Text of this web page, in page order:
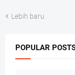
Lebih baru
POPULAR